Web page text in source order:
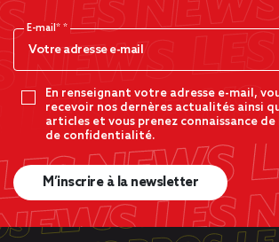
E-mail*
En renseignant votre adresse e-mail,
recevoir nos dernères actualités ainsi
articles et vous prenez connaissance
de confidentialité.
M’inscrire à la newsletter